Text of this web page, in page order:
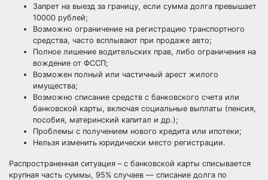
Запрет на выезд за границу, если сумма долга превышает
10000 рублей;
Возможно ограничение на регистрацию транспортного
средства, часто всплывают при продаже авто;
Полное лишение водительских прав, либо ограничения на
вождение от ФССП;
Возможен полный или частичный арест жилого
имущества;
Возможно списание средств с банковского счета или
банковской карты, включая социальные выплаты (пенсия,
пособия, материнский капитал и др.);
Проблемы с получением нового кредита или ипотеки;
Нельзя изменить юридически место регистрации.
Распространенная ситуация – с банковской карты списывается
крупная часть суммы, 95% случаев — списание долга по